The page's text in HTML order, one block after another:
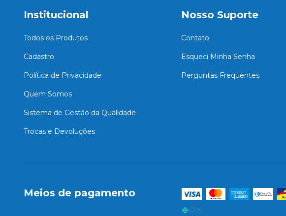
Institucional
Todos os Produtos
Cadastro
Política de Privacidade
Quem Somos
Sistema de Gestão da Qualidade
Trocas e Devoluções
Nosso Suporte
Contato
Esqueci Minha Senha
Perguntas Frequentes
Meios de pagamento